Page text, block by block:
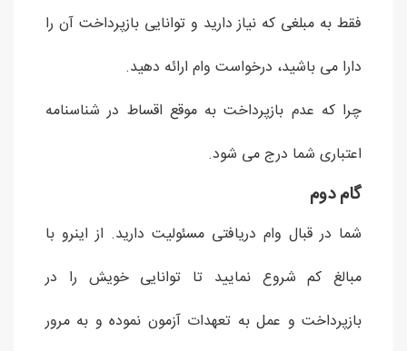
فقط به مبلغی که نیاز دارید و توانایی بازپرداخت آن را
دارا می باشید، درخواست وام ارائه دهید.
چرا که عدم بازپرداخت به موقع اقساط در شناسنامه
اعتباری شما درج می شود.
گام دوم
شما در قبال وام دریافتی مسئولیت دارید. از اینرو با
مبالغ کم شروع نمایید تا توانایی خویش را در
بازپرداخت و عمل به تعهدات آزمون نموده و به مرور